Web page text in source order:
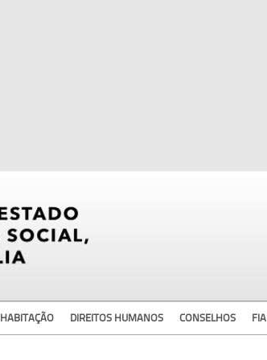
HABITAÇÃO DIREITOS HUMANOS CONSELHOS FIA